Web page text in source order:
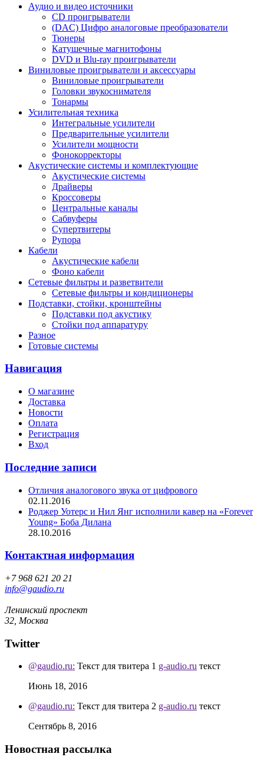
Аудио и видео источники
CD проигрыватели
(DAC) Цифро аналоговые преобразователи
Тюнеры
Катушечные магнитофоны
DVD и Blu-ray проигрыватели
Виниловые проигрыватели и аксессуары
Виниловые проигрыватели
Головки звукоснимателя
Тонармы
Усилительная техника
Интегральные усилители
Предварительные усилители
Усилители мощности
Фонокорректоры
Акустические системы и комплектующие
Акустические системы
Драйверы
Кроссоверы
Центральные каналы
Сабвуферы
Супертвитеры
Рупора
Кабели
Акустические кабели
Фоно кабели
Сетевые фильтры и разветвители
Сетевые фильтры и кондиционеры
Подставки, стойки, кронштейны
Подставки под акустику
Стойки под аппаратуру
Разное
Готовые системы
Навигация
О магазине
Доставка
Новости
Оплата
Регистрация
Вход
Последние записи
Отличия аналогового звука от цифрового
02.11.2016
Роджер Уотерс и Нил Янг исполнили кавер на «Forever
Young» Боба Дилана
28.10.2016
Контактная информация
+7 968 621 20 21
info@gaudio.ru
Ленинский проспект
32, Москва
Twitter
@gaudio.ru: Текст для твитера 1 g-audio.ru текст
Июнь 18, 2016
@gaudio.ru: Текст для твитера 2 g-audio.ru текст
Сентябрь 8, 2016
Новостная рассылка